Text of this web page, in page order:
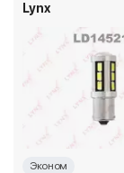
Lynx
Эконом